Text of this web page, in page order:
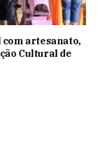
com artesanato,
Cultural de